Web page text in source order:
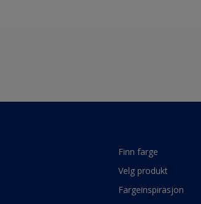
Finn farge
Velg produkt
Fargeinspirasjon